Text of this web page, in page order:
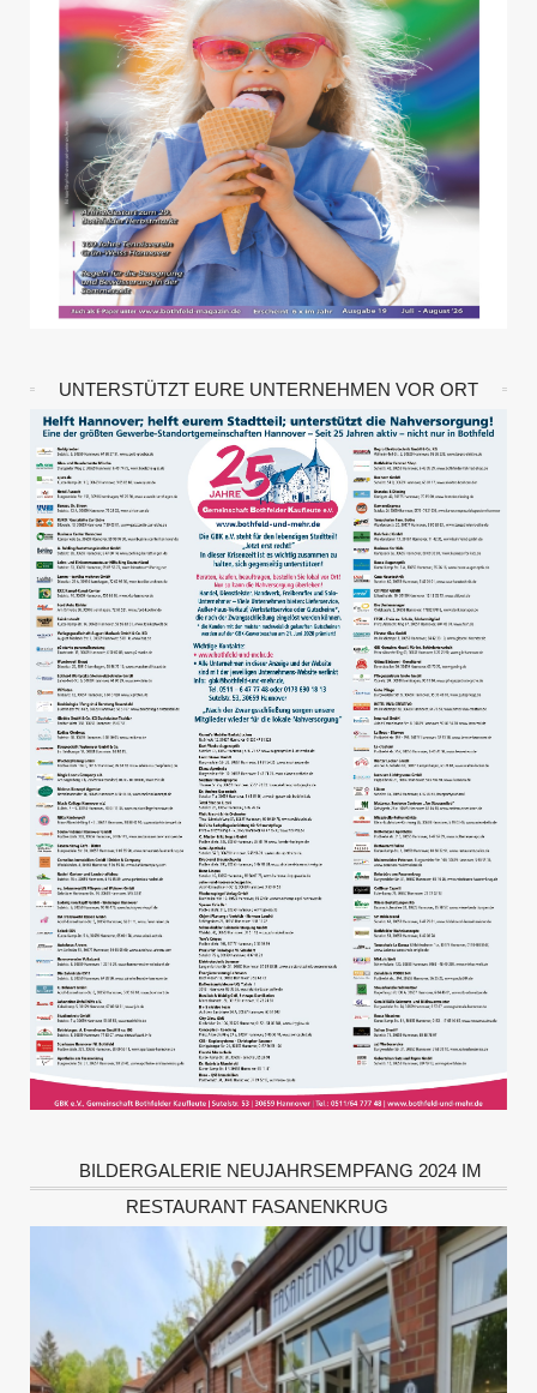
UNTERSTÜTZT EURE UNTERNEHMEN VOR ORT
BILDERGALERIE NEUJAHRSEMPFANG 2024 IM
RESTAURANT FASANENKRUG